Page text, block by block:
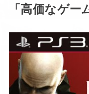
「高価なゲー